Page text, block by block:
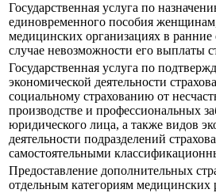
Государственная услуга по
единовременного пособия
медицинских организациях в ранние
случае невозможности его выплаты
Государственная услуга по
экономической деятельности
социальному страхованию от
производстве и профессиональных
юридического лица, а также видов
деятельности подразделений
самостоятельными
Предоставление дополнительных
отдельным категориям медицинских